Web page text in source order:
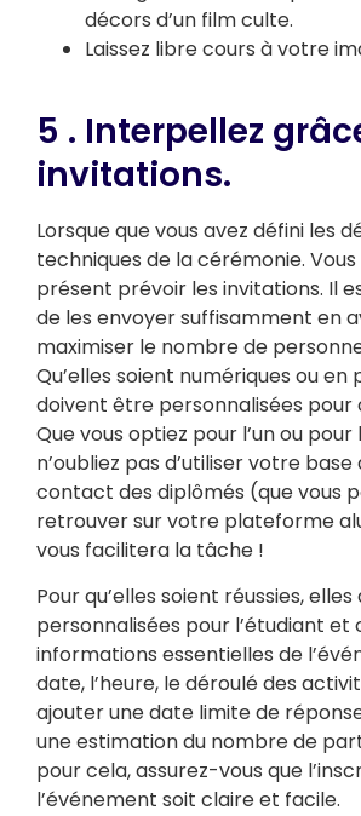
décors d’un film culte.
Laissez libre cours à votre
5 . Interpellez
invitations.
Lorsque que vous avez défini les
techniques de la cérémonie.
présent prévoir les invitations. Il
de les envoyer suffisamment en
maximiser le nombre de
Qu’elles soient numériques ou en
doivent être personnalisées pour
Que vous optiez pour l’un ou pour
n’oubliez pas d’utiliser votre
contact des diplômés (que vous
retrouver sur votre plateforme
vous facilitera la tâche !
Pour qu’elles soient réussies,
personnalisées pour l’étudiant et
informations essentielles de
date, l’heure, le déroulé des
ajouter une date limite de
une estimation du nombre de
pour cela, assurez-vous que
l’événement soit claire et facile.